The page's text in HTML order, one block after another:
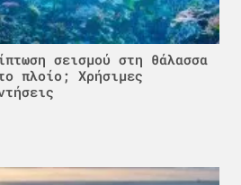
σεισμού στη θάλασσα
πλοίο; Χρήσιμες